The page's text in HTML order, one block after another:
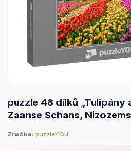
puzzle 48 dílků „Tulipány
Zaanse Schans,
Značka: puzzleYOU